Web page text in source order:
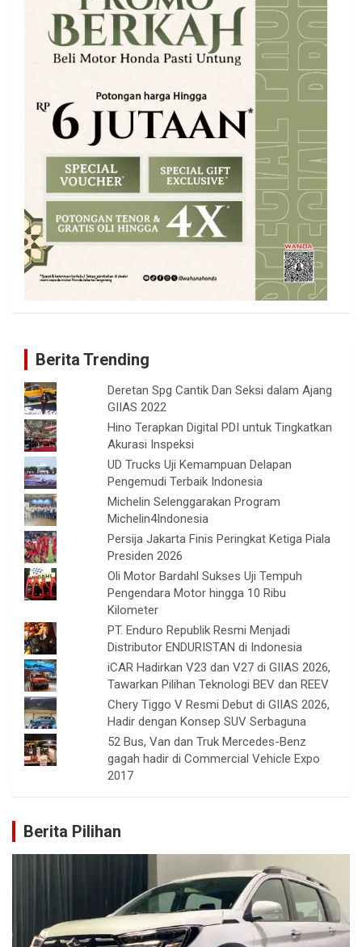
Berita Trending
Deretan Spg Cantik Dan Seksi dalam Ajang
GIIAS 2022
Hino Terapkan Digital PDI untuk Tingkatkan
Akurasi Inspeksi
UD Trucks Uji Kemampuan Delapan
Pengemudi Terbaik Indonesia
Michelin Selenggarakan Program
Michelin4Indonesia
Persija Jakarta Finis Peringkat Ketiga Piala
Presiden 2026
Oli Motor Bardahl Sukses Uji Tempuh
Pengendara Motor hingga 10 Ribu
Kilometer
PT. Enduro Republik Resmi Menjadi
Distributor ENDURISTAN di Indonesia
iCAR Hadirkan V23 dan V27 di GIIAS 2026,
Tawarkan Pilihan Teknologi BEV dan REEV
Chery Tiggo V Resmi Debut di GIIAS 2026,
Hadir dengan Konsep SUV Serbaguna
52 Bus, Van dan Truk Mercedes-Benz
gagah hadir di Commercial Vehicle Expo
2017
Berita Pilihan